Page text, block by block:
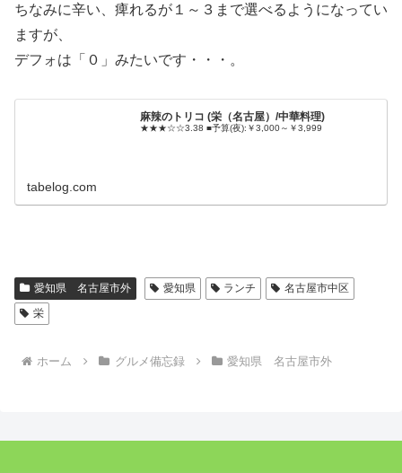
ちなみに辛い、痺れるが１～３まで選べるようになってい
ますが、
デフォは「０」みたいです・・・。
麻辣のトリコ (栄（名古屋）/中華料理)
★★★☆☆3.38 ■予算(夜):￥3,000～￥3,999
tabelog.com
愛知県 名古屋市外 愛知県 ランチ
名古屋市中区
栄
ホーム グルメ備忘録 愛知県 名古屋市外